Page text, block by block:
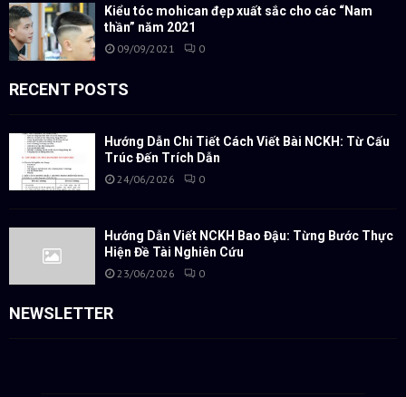
Kiểu tóc mohican đẹp xuất sắc cho các “Nam
thần” năm 2021
09/09/2021 0
RECENT POSTS
Hướng Dẫn Chi Tiết Cách Viết Bài NCKH: Từ Cấu
Trúc Đến Trích Dẫn
24/06/2026 0
Hướng Dẫn Viết NCKH Bao Đậu: Từng Bước Thực
Hiện Đề Tài Nghiên Cứu
23/06/2026 0
NEWSLETTER